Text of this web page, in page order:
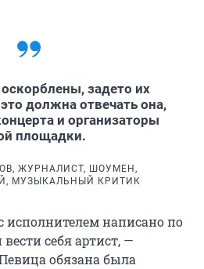
задето их
должна отвечать она,
и организаторы
площадки.
ЖУРНАЛИСТ, ШОУМЕН,
МУЗЫКАЛЬНЫЙ КРИТИК
исполнителем написано по
себя артист, —
обязана была